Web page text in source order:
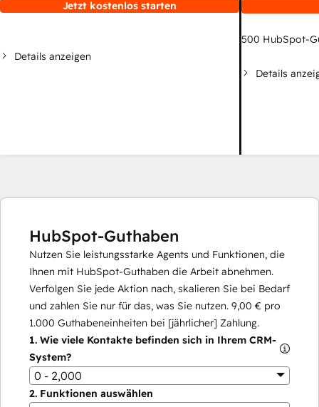
Jetzt kostenlos starten
Details anzeigen
500 HubSpot-
Details
HubSpot-Guthaben
Nutzen Sie leistungsstarke Agents und Funktionen, die
Ihnen mit HubSpot-Guthaben die Arbeit abnehmen.
Verfolgen Sie jede Aktion nach, skalieren Sie bei Bedarf
und zahlen Sie nur für das, was Sie nutzen. 9,00 € pro
1.000 Guthabeneinheiten bei [jährlicher] Zahlung.
1. Wie viele Kontakte befinden sich in Ihrem CRM-
System?
0 - 2,000
2. Funktionen auswählen